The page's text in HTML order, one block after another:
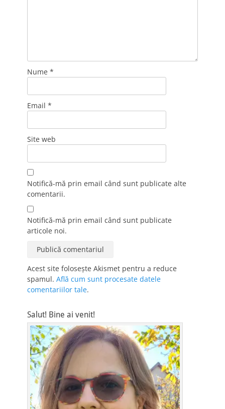
Nume *
Email *
Site web
Notifică-mă prin email când sunt publicate alte
comentarii.
Notifică-mă prin email când sunt publicate
articole noi.
Acest site folosește Akismet pentru a reduce
spamul. Află cum sunt procesate datele
comentariilor tale.
Salut! Bine ai venit!